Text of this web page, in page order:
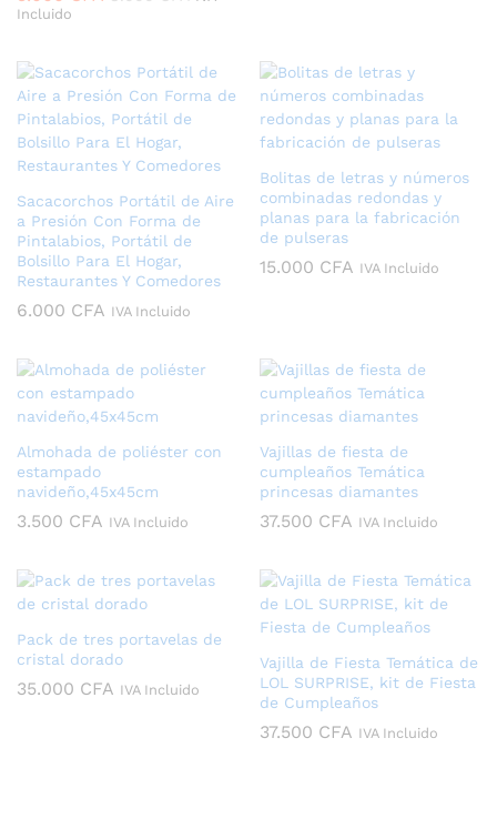
Incluido
Sacacorchos Portátil de Aire
a Presión Con Forma de
Pintalabios, Portátil de
Bolsillo Para El Hogar,
Restaurantes Y Comedores
6.000 CFA IVA Incluido
Bolitas de letras y números
combinadas redondas y
planas para la fabricación
de pulseras
15.000 CFA IVA Incluido
Almohada de poliéster con
estampado
navideño,45x45cm
3.500 CFA IVA Incluido
Vajillas de fiesta de
cumpleaños Temática
princesas diamantes
37.500 CFA IVA Incluido
Pack de tres portavelas de
cristal dorado
35.000 CFA IVA Incluido
Vajilla de Fiesta Temática de
LOL SURPRISE, kit de Fiesta
de Cumpleaños
37.500 CFA IVA Incluido